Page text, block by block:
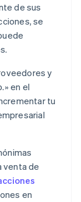
de sus
se
y
en el
tu
venta de
en